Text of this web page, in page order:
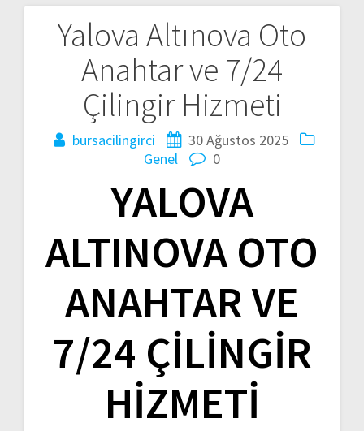
Yalova Altınova Oto
Anahtar ve 7/24
Çilingir Hizmeti
bursacilingirci
30 Ağustos 2025
Genel
0
YALOVA
ALTINOVA OTO
ANAHTAR VE
7/24 ÇILINGIR
HIZMETI